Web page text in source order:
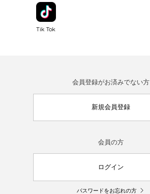
Tik Tok
会員登録がお済みでない方
新規会員登録
会員の方
ログイン
パスワードをお忘れの方